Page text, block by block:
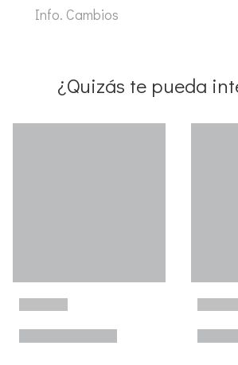
Info. Cambios
¿Quizás te pueda